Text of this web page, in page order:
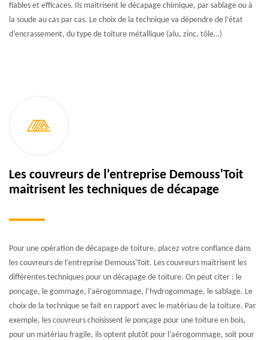
fiables et efficaces. Ils maitrisent le décapage chimique, par sablage ou à
la soude au cas par cas. Le choix de la technique va dépendre de l’état
d’encrassement, du type de toiture métallique (alu, zinc, tôle…)
Les couvreurs de l’entreprise Demouss'Toit
maitrisent les techniques de décapage
Pour une opération de décapage de toiture, placez votre confiance dans
les couvreurs de l’entreprise Demouss'Toit. Les couvreurs maitrisent les
différentes techniques pour un décapage de toiture. On peut citer : le
ponçage, le gommage, l’aérogommage, l’hydrogommage, le sablage. Le
choix de la technique se fait en rapport avec le matériau de la toiture. Par
exemple, les couvreurs choisissent le ponçage pour une toiture en bois,
pour un matériau fragile, ils optent plutôt pour l’aérogommage, soit pour